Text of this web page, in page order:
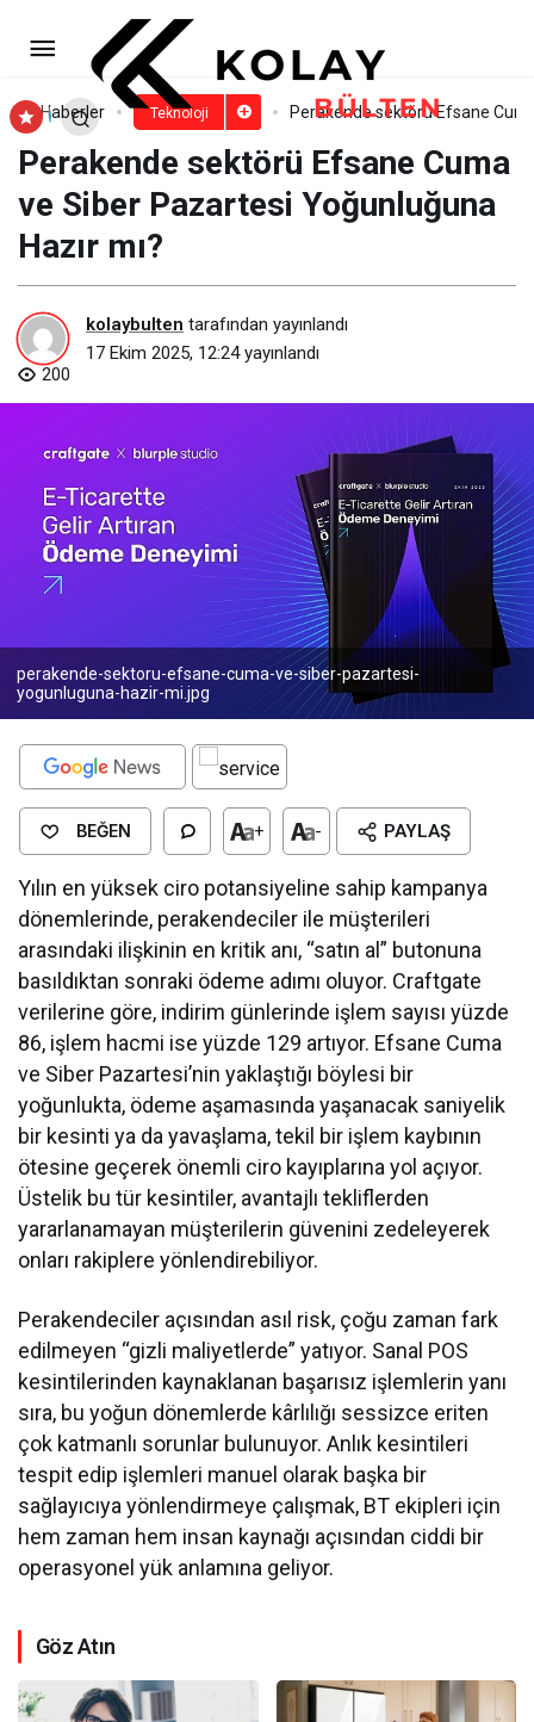
Haberler Teknoloji Perakende sektörü Efsane
Perakende sektörü Efsane Cuma
ve Siber Pazartesi Yoğunluğuna
Hazır mı?
kolaybulten tarafından yayınlandı
17 Ekim 2025, 12:24yayınlandı
200
perakende-sektoru-efsane-cuma-ve-siber-pazartesi-
yogunluguna-hazir-mi.jpg
BEĞEN + - PAYLAŞ
Yılın en yüksek ciro potansiyeline sahip kampanya
dönemlerinde, perakendeciler ile müşterileri
arasındaki ilişkinin en kritik anı, “satın al” butonuna
basıldıktan sonraki ödeme adımı oluyor. Craftgate
verilerine göre, indirim günlerinde işlem sayısı yüzde
86, işlem hacmi ise yüzde 129 artıyor. Efsane Cuma
ve Siber Pazartesi’nin yaklaştığı böylesi bir
yoğunlukta, ödeme aşamasında yaşanacak saniyelik
bir kesinti ya da yavaşlama, tekil bir işlem kaybının
ötesine geçerek önemli ciro kayıplarına yol açıyor.
Üstelik bu tür kesintiler, avantajlı tekliflerden
yararlanamayan müşterilerin güvenini zedeleyerek
onları rakiplere yönlendirebiliyor.
Perakendeciler açısından asıl risk, çoğu zaman fark
edilmeyen “gizli maliyetlerde” yatıyor. Sanal POS
kesintilerinden kaynaklanan başarısız işlemlerin yanı
sıra, bu yoğun dönemlerde kârlılığı sessizce eriten
çok katmanlı sorunlar bulunuyor. Anlık kesintileri
tespit edip işlemleri manuel olarak başka bir
sağlayıcıya yönlendirmeye çalışmak, BT ekipleri için
hem zaman hem insan kaynağı açısından ciddi bir
operasyonel yük anlamına geliyor.
Göz Atın
Sürdürülebilir Oyun Ekonomisi:
Gacha Yerini Doğrudan Ödeme
Modellerine Mi Bırakıyor?
Yorum Yap Paylaş